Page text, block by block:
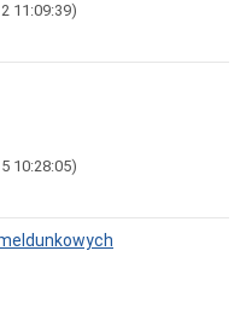
11:09:39)
10:28:05)